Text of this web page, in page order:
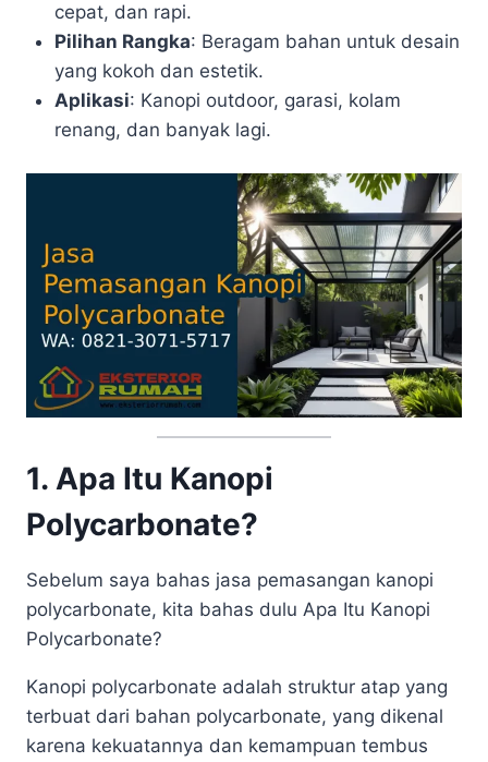
cepat, dan rapi.
Pilihan Rangka: Beragam bahan untuk desain
yang kokoh dan estetik.
Aplikasi: Kanopi outdoor, garasi, kolam
renang, dan banyak lagi.
1. Apa Itu Kanopi
Polycarbonate?
Sebelum saya bahas jasa pemasangan kanopi
polycarbonate, kita bahas dulu Apa Itu Kanopi
Polycarbonate?
Kanopi polycarbonate adalah struktur atap yang
terbuat dari bahan polycarbonate, yang dikenal
karena kekuatannya dan kemampuan tembus